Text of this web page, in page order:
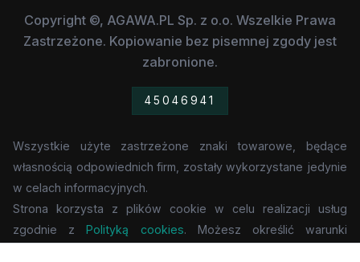
Copyright ©, AGAWA.PL Sp. z o.o. Wszelkie Prawa
Zastrzeżone. Kopiowanie bez pisemnej zgody jest
zabronione.
45046941
Wszystkie użyte zastrzeżone znaki towarowe, będące
własnością odpowiednich firm, zostały wykorzystane jedynie
w celach informacyjnych.
Strona korzysta z plików cookie w celu realizacji usług
zgodnie zPolityką cookies. Możesz określić warunki